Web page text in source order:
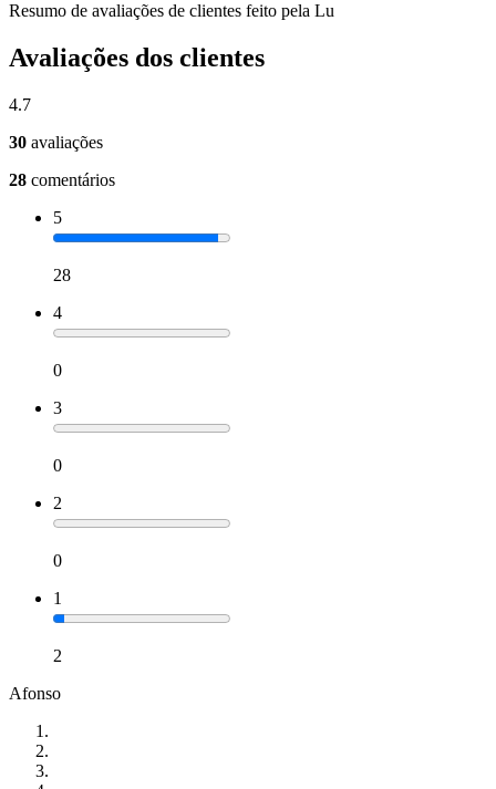
Resumo de avaliações de clientes feito pela Lu
Avaliações dos clientes
4.7
30 avaliações
28 comentários
5
28
4
0
3
0
2
0
1
2
Afonso